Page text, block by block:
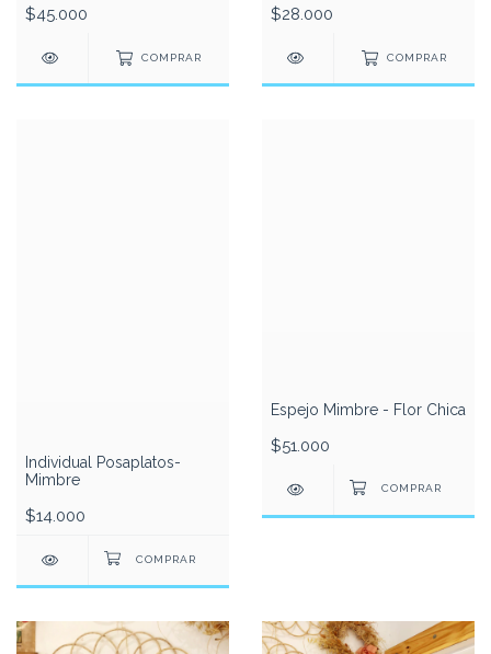
$45.000
COMPRAR
$28.000
COMPRAR
Individual Posaplatos-
Mimbre
$14.000
Espejo Mimbre - Flor Chica
$51.000